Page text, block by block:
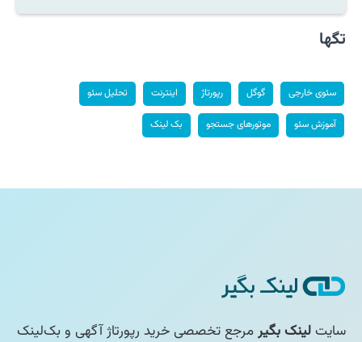
تگها
سئوی خارجی گوگل رپورتاژ اینترنت تحلیل سئو
آموزش سئو موتورهای جستجو بک لینک
سایتلینک بگیرمرجع تخصصی خرید رپورتاژ آگهی و بک‌لینک